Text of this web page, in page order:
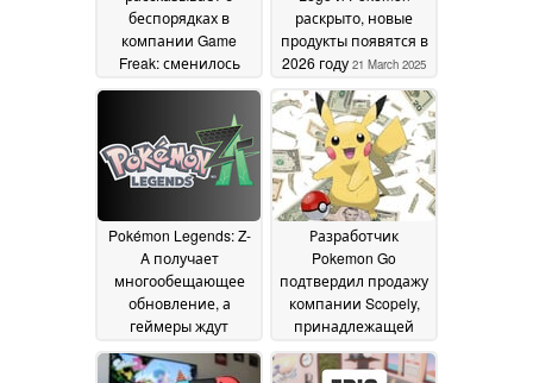
беспорядках в
компании Game
Freak: сменилось
несколько главных
покемонов
15 October
2025
раскрыто, новые
продукты появятся в
2026 году 21 March 2025
Pokémon Legends: Z-
A получает
многообещающее
обновление, а
геймеры ждут
точной даты выхода
18 March 2025
Разработчик
Pokemon Go
подтвердил продажу
компании Scopely,
принадлежащей
Саудовской Аравии
13 March 2025